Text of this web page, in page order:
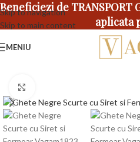
Skip to navigation
Skip to main content
Beneficiezi de TRANSPORT
aplicata
MENIU